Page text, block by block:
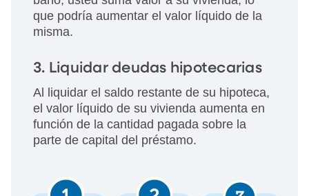
que podría aumentar el valor líquido de la
misma.
3. Liquidar deudas hipotecarias
Al liquidar el saldo restante de su hipoteca,
el valor líquido de su vivienda aumenta en
función de la cantidad pagada sobre la
parte de capital del préstamo.